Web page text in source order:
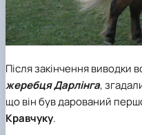
Після закінчення виводки
жеребця Дарлінга,
що він був дарований
Кравчуку.